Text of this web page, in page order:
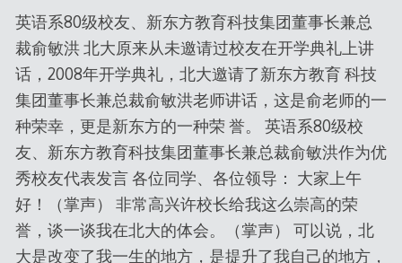
英语系80级校友、新东方教育科技集团董事长兼总
裁俞敏洪 北大原来从未邀请过校友在开学典礼上讲
话，2008年开学典礼，北大邀请了新东方教育 科技
集团董事长兼总裁俞敏洪老师讲话，这是俞老师的一
种荣幸，更是新东方的一种荣 誉。 英语系80级校
友、新东方教育科技集团董事长兼总裁俞敏洪作为优
秀校友代表发言 各位同学、各位领导： 大家上午
好！（掌声） 非常高兴许校长给我这么崇高的荣
誉，谈一谈我在北大的体会。（掌声） 可以说，北
大是改变了我一生的地方，是提升了我自己的地方，